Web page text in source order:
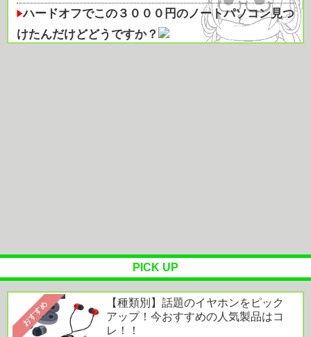
ハードオフでこの３０００円のノートパソコン見つ
けたんだけどどうですか？
Powered by livedoor 相互RSS
PICK UP
おすすめ
【種類別】話題のイヤホンをピック
アップ！今おすすめの人気製品はコ
レ！！